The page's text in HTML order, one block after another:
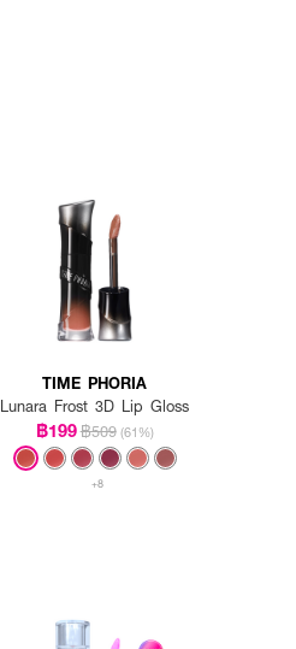
TIME PHORIA
Lunara Frost 3D Lip Gloss
฿199฿509 (61%)
+8